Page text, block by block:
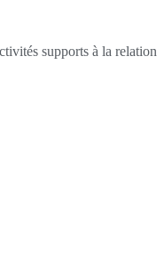
supports à la relation